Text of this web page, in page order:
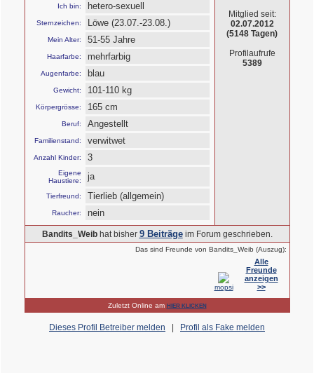
Ich bin: hetero-sexuell
Sternzeichen: Löwe (23.07.-23.08.)
Mein Alter: 51-55 Jahre
Haarfarbe: mehrfarbig
Augenfarbe: blau
Gewicht: 101-110 kg
Körpergrösse: 165 cm
Beruf: Angestellt
Familienstand: verwitwet
Anzahl Kinder: 3
Eigene
Haustiere:
ja
Tierfreund: Tierlieb (allgemein)
Raucher: nein
Mitglied seit:
02.07.2012
(5148 Tagen)
Profilaufrufe
5389
Bandits_Weibhat bisher 9 Beiträgeim Forum geschrieben.
Das sind Freunde von Bandits_Weib (Auszug):
mopsi
Alle
Freunde
anzeigen
>>
Zuletzt Online am HIER KLICKEN
Dieses Profil Betreiber melden Profil als Fake melden